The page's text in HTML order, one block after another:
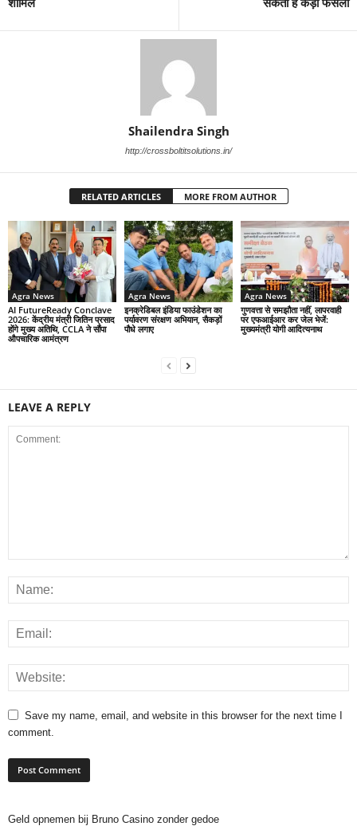
Shailendra Singh
http://crossboltitsolutions.in/
RELATED ARTICLES MORE FROM AUTHOR
Agra News
AI FutureReady Conclave
2026: केंद्रीय मंत्री जितिन प्रसाद
होंगे मुख्य अतिथि, CCLA ने सौंपा
औपचारिक आमंत्रण
Agra News
इनक्रेडिबल इंडिया फाउंडेशन का
पर्यावरण संरक्षण अभियान, सैकड़ों
पौधे लगाए
Agra News
गुणवत्ता से समझौता नहीं, लापरवाही
पर एफआईआर कर जेल भेजें:
मुख्यमंत्री योगी आदित्यनाथ
LEAVE A REPLY
Save my name, email, and website in this browser for the next time I
comment.
Geld opnemen bij Bruno Casino zonder gedoe